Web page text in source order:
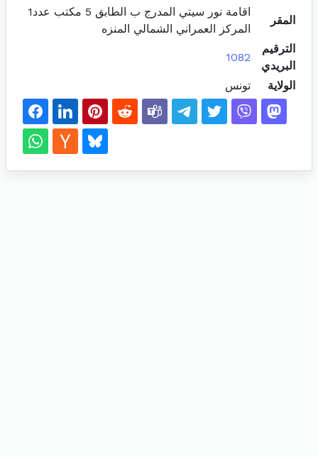
المقر
اقامة نور سيتي المدرج ب الطابق 5 مكتب عدد1
المركز العمراني الشمالي المنزه
الترقيم
البريدي
1082
الولاية تونس